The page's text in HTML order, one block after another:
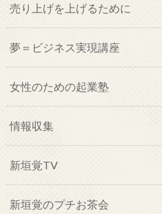
売り上げを上げるために
夢＝ビジネス実現講座
女性のための起業塾
情報収集
新垣覚TV
新垣覚のプチお茶会